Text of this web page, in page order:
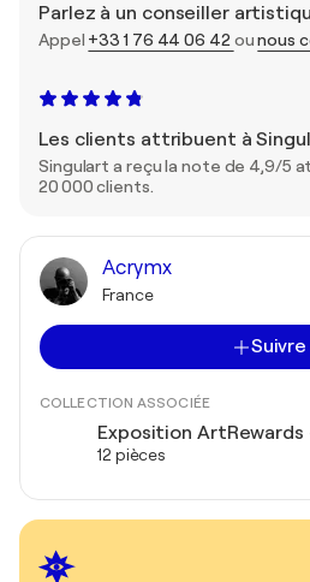
Parlez à un conseiller
Appel +33 1 76 44 06 42 ounous
Les clients attribuent à
Singulart a reçu la note de 4,9/5
20 000 clients.
Acrymx
France
Suivre
COLLECTION ASSOCIÉE
Exposition ArtRewards
12 pièces